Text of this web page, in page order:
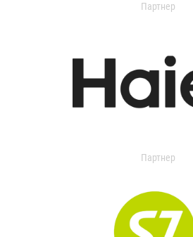
Партнер
Партнер